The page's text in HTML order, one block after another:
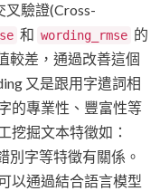
叉驗證(Cross-
和 wording_rmse 的
較差，通過改善這個
又是跟用字遣詞相
的專業性、豐富性等
挖掘文本特徵如：
別字等特徵有關係。
以通過結合語言模型